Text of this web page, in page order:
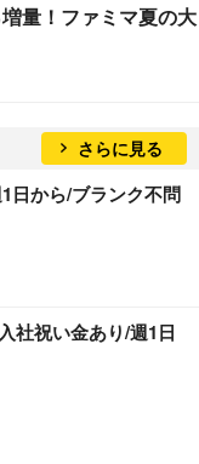
量！ファミマ夏の大
さらに見る
日から/ブランク不問
社祝い金あり/週1日